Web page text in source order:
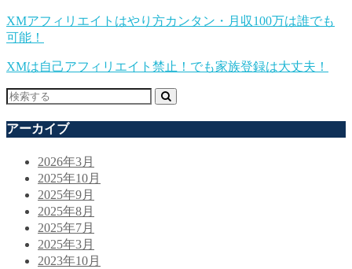
XMアフィリエイトはやり方カンタン・月収100万は誰でも
可能！
XMは自己アフィリエイト禁止！でも家族登録は大丈夫！
アーカイブ
2026年3月
2025年10月
2025年9月
2025年8月
2025年7月
2025年3月
2023年10月